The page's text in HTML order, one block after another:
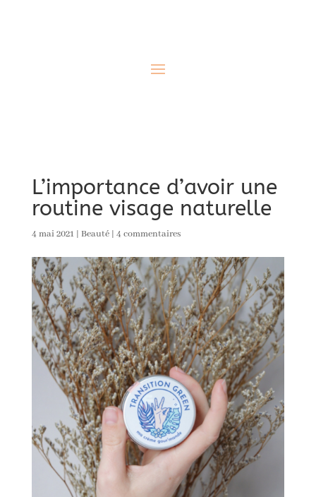
L’importance d’avoir une
routine visage naturelle
4 mai 2021| Beauté| 4 commentaires